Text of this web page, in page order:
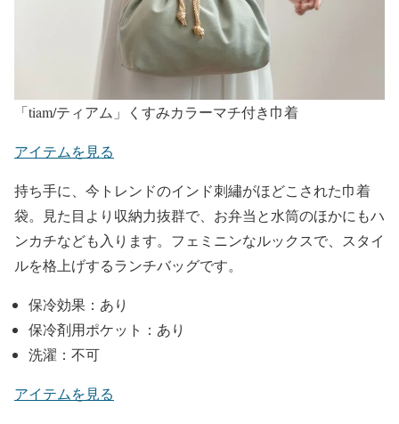
「tiam/ティアム」くすみカラーマチ付き巾着
アイテムを見る
持ち手に、今トレンドのインド刺繡がほどこされた巾着
袋。見た目より収納力抜群で、お弁当と水筒のほかにもハ
ンカチなども入ります。フェミニンなルックスで、スタイ
ルを格上げするランチバッグです。
保冷効果：あり
保冷剤用ポケット：あり
洗濯：不可
アイテムを見る